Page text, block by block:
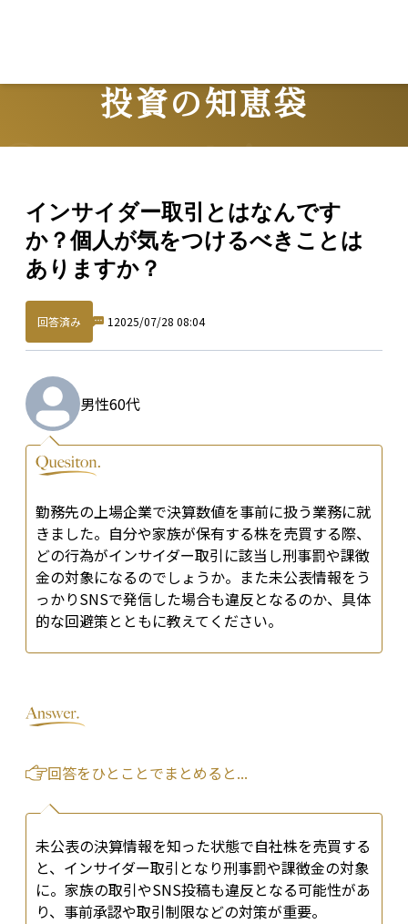
投資の知恵袋
インサイダー取引とはなんです
か？個人が気をつけるべきことは
ありますか？
回答済み 1 2025/07/28 08:04
男性60代
勤務先の上場企業で決算数値を事前に扱う業務に就
きました。自分や家族が保有する株を売買する際、
どの行為がインサイダー取引に該当し刑事罰や課徴
金の対象になるのでしょうか。また未公表情報をう
っかりSNSで発信した場合も違反となるのか、具体
的な回避策とともに教えてください。
回答をひとことでまとめると...
未公表の決算情報を知った状態で自社株を売買する
と、インサイダー取引となり刑事罰や課徴金の対象
に。家族の取引やSNS投稿も違反となる可能性があ
り、事前承認や取引制限などの対策が重要。